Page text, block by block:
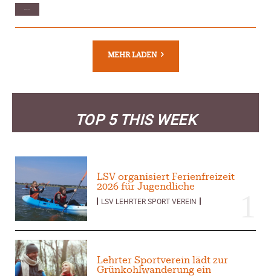
Januar 2026
MEHR LADEN
TOP 5 THIS WEEK
LSV organisiert Ferienfreizeit
2026 für Jugendliche
LSV LEHRTER SPORT VEREIN
Lehrter Sportverein lädt zur
Grünkohlwanderung ein